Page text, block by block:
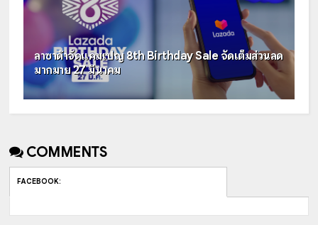
ลาซาด้าจัดแคมเปญ 8th Birthday Sale จัดเต็มส่วนลด
มากมาย 27 มีนาคม
COMMENTS
FACEBOOK: